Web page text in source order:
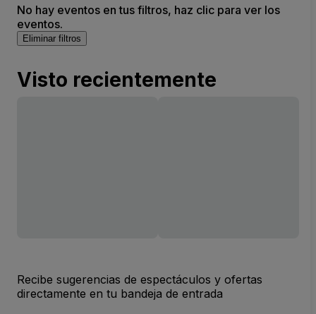
No hay eventos en tus filtros, haz clic para ver los
eventos.
Eliminar filtros
Visto recientemente
Recibe sugerencias de espectáculos y ofertas
directamente en tu bandeja de entrada